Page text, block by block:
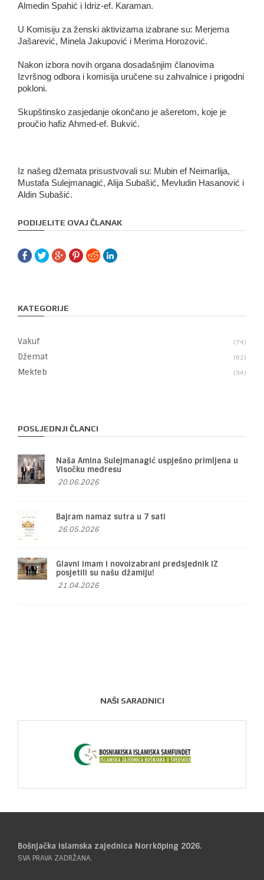
Almedin Spahić i Idriz-ef. Karaman.
U Komisiju za ženski aktivizama izabrane su: Merjema
Jašarević, Minela Jakupović i Merima Horozović.
Nakon izbora novih organa dosadašnjim članovima
Izvršnog odbora i komisija uručene su zahvalnice i prigodni
pokloni.
Skupštinsko zasjedanje okončano je ašeretom, koje je
proučio hafiz Ahmed-ef. Bukvić.
Iz našeg džemata prisustvovali su: Mubin ef Neimarlija,
Mustafa Sulejmanagić, Alija Subašić, Mevludin Hasanović i
Aldin Subašić.
PODIJELITE OVAJ ČLANAK
KATEGORIJE
Vakuf 74
Džemat 62
Mekteb 34
POSLJEDNJI ČLANCI
Naša Amina Sulejmanagić uspješno primljena u
Visočku medresu
20.06.2026
Bajram namaz sutra u 7 sati
26.05.2026
Glavni imam i novoizabrani predsjednik IZ
posjetili su našu džamiju!
21.04.2026
NAŠI SARADNICI
Bošnjačka islamska zajednica Norrköping 2026.
SVA PRAVA ZADRŽANA.